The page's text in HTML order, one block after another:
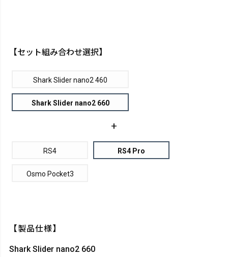
【セット組み合わせ選択】
Shark Slider nano2 460
Shark Slider nano2 660
+
RS4 RS4 Pro
Osmo Pocket3
【製品仕様】
Shark Slider nano2 660